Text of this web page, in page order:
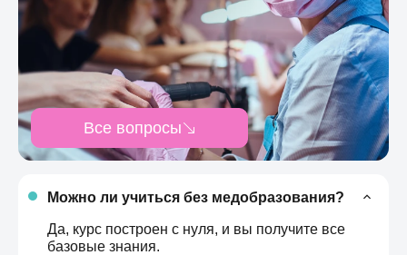
Все вопросы
Можно ли учиться без медобразования?
Да, курс построен с нуля, и вы получите все
базовые знания.